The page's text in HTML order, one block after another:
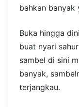
bahkan banyak
Buka hingga
buat nyari
sambel di sini
banyak,
terjangkau.